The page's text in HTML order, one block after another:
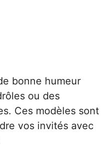
bonne humeur
ou des
Ces modèles sont
vos invités avec